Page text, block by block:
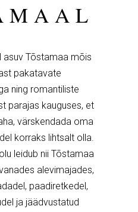
asuv Tõstamaa mõis
pakatavate
ning romantiliste
parajas kauguses, et
värskendada oma
korraks lihtsalt olla.
leidub nii Tõstamaa
alevimajades,
paadiretkedel,
ja jäädvustatud